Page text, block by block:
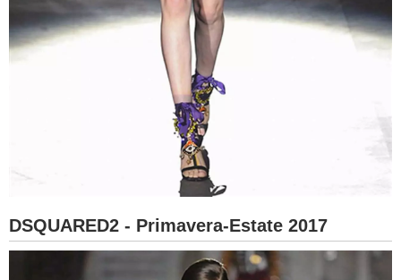
DSQUARED2 - Primavera-Estate 2017